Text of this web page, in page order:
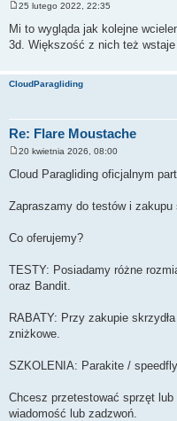
o
s
t
25 lutego 2022, 22:35
Mi to wygląda jak kolejne
3d. Większość z nich też
CloudParagliding
Re: Flare Moustache
s
20 kwietnia 2026, 08:00
Cloud Paragliding oficjalnym
​Zapraszamy do testów i zakupu
​Co oferujemy?
​TESTY: Posiadamy różne
oraz Bandit.
​RABATY: Przy zakupie
zniżkowe.
​SZKOLENIA: Parakite /
​Chcesz przetestować sprzęt
wiadomość lub zadzwoń.